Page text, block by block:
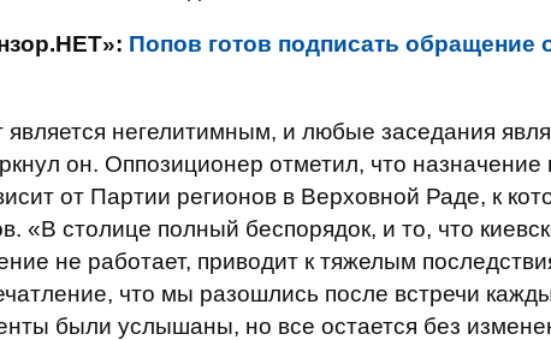
Попов готов подписать обращение
является негелитимным, и любые заседания
он. Оппозиционер отметил, что назначение
от Партии регионов в Верховной Раде, к
«В столице полный беспорядок, и то, что
не работает, приводит к тяжелым
что мы разошлись после встречи
были услышаны, но все остается без